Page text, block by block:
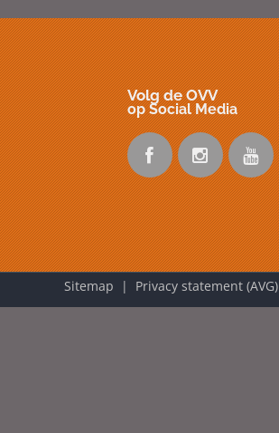
Volg de OVV
op Social Media
Privacy statement (AVG)
Sitemap |